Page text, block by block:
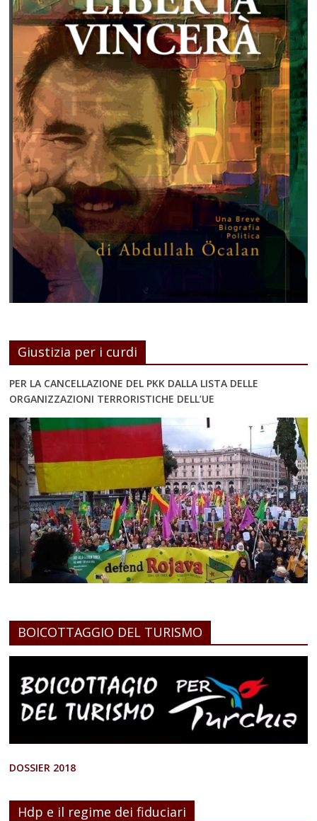
Giustizia per i curdi
PER LA CANCELLAZIONE DEL PKK DALLA LISTA DELLE
ORGANIZZAZIONI TERRORISTICHE DELL’UE
BOICOTTAGGIO DEL TURISMO
DOSSIER 2018
Hdp e il regime dei fiduciari